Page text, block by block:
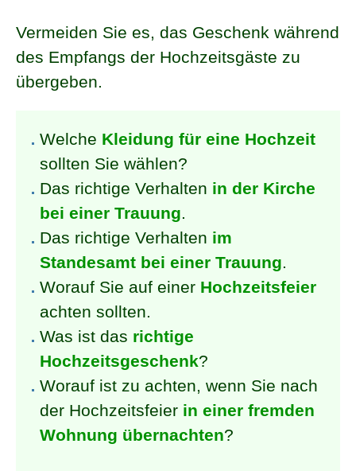
Vermeiden Sie es, das Geschenk während
des Empfangs der Hochzeitsgäste zu
übergeben.
Welche Kleidung für eine Hochzeit
sollten Sie wählen?
Das richtige Verhalten in der Kirche
bei einer Trauung.
Das richtige Verhalten im
Standesamt bei einer Trauung.
Worauf Sie auf einer Hochzeitsfeier
achten sollten.
Was ist das richtige
Hochzeitsgeschenk?
Worauf ist zu achten, wenn Sie nach
der Hochzeitsfeier in einer fremden
Wohnung übernachten?